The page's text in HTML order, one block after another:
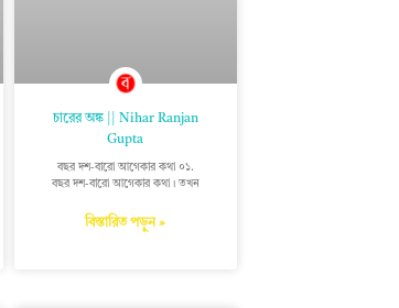
চারের অঙ্ক || Nihar Ranjan
Gupta
বছর দশ-বারো আগেকার কথা ০১.
বছর দশ-বারো আগেকার কথা। তখন
বিস্তারিত পড়ুন »